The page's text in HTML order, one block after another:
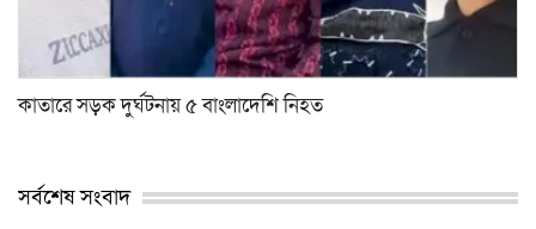
কাতারে সড়ক দুর্ঘটনায় ৫ বাংলাদেশি নিহত
সর্বশেষ সংবাদ